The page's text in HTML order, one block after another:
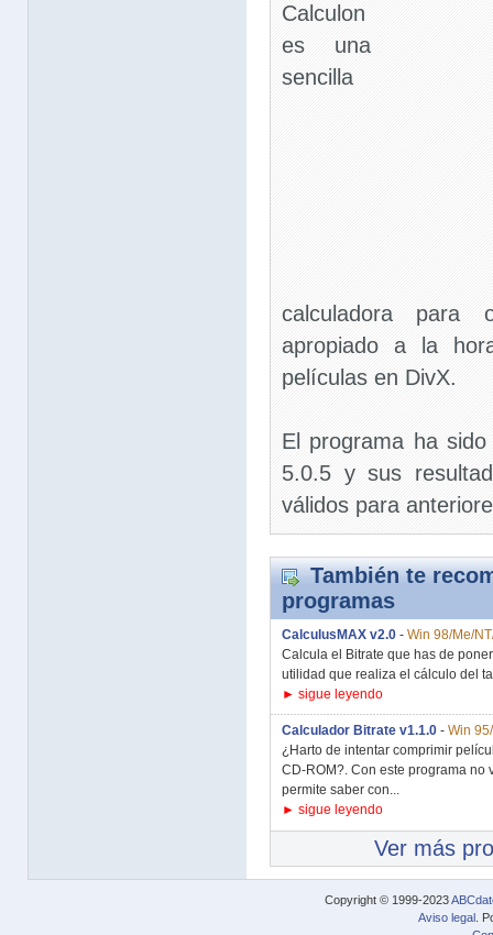
Calculon
es una
sencilla
calculadora para
apropiado a la
películas en DivX.
El programa ha
5.0.5 y sus
válidos para
También te
programas
CalculusMAX v2.0 - Win 98/Me/
Calcula el Bitrate que has de
utilidad que realiza el cálculo del
► sigue leyendo
Calculador Bitrate v1.1.0 - Win
¿Harto de intentar comprimir
CD-ROM?. Con este programa no
permite saber con...
► sigue leyendo
Ver más
Copyright © 1999-2023
Aviso legal .